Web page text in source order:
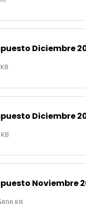
Diciembre
Diciembre
Noviembre
806 KB